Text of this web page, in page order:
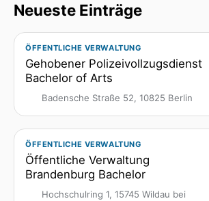
Neueste Einträge
ÖFFENTLICHE VERWALTUNG
Gehobener Polizeivollzugsdienst
Bachelor of Arts
Badensche Straße 52, 10825 Berlin
ÖFFENTLICHE VERWALTUNG
Öffentliche Verwaltung
Brandenburg Bachelor
Hochschulring 1, 15745 Wildau bei